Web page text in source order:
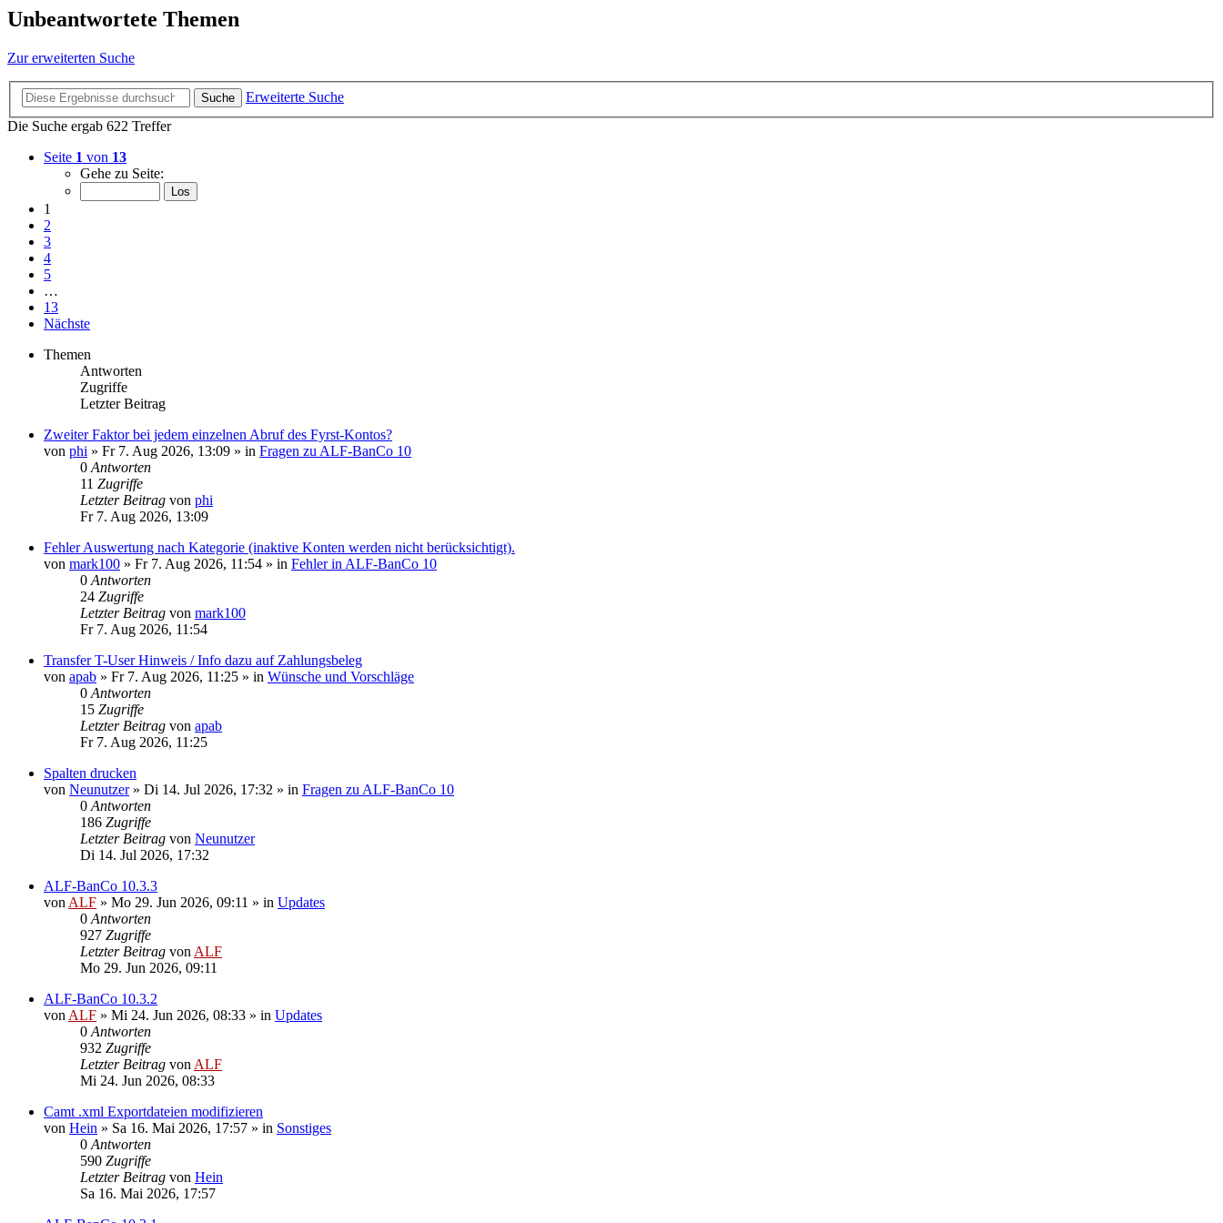
Unbeantwortete Themen
Zur erweiterten Suche
Suche
Erweiterte Suche
Die Suche ergab 622 Treffer
Seite 1 von 13
Gehe zu Seite:
1
2
3
4
5
…
13
Nächste
Themen
Antworten
Zugriffe
Letzter Beitrag
Zweiter Faktor bei jedem einzelnen Abruf des Fyrst-Kontos?
von phi » Fr 7. Aug 2026, 13:09 » in Fragen zu ALF-BanCo 10
0 Antworten
11 Zugriffe
Letzter Beitrag von phi
Fr 7. Aug 2026, 13:09
Fehler Auswertung nach Kategorie (inaktive Konten werden nicht berücksichtigt).
von mark100 » Fr 7. Aug 2026, 11:54 » in Fehler in ALF-BanCo 10
0 Antworten
24 Zugriffe
Letzter Beitrag von mark100
Fr 7. Aug 2026, 11:54
Transfer T-User Hinweis / Info dazu auf Zahlungsbeleg
von apab » Fr 7. Aug 2026, 11:25 » in Wünsche und Vorschläge
0 Antworten
15 Zugriffe
Letzter Beitrag von apab
Fr 7. Aug 2026, 11:25
Spalten drucken
von Neunutzer» Di 14. Jul 2026, 17:32 » in Fragen zu ALF-BanCo 10
0 Antworten
186 Zugriffe
Letzter Beitrag von Neunutzer
Di 14. Jul 2026, 17:32
ALF-BanCo 10.3.3
von ALF » Mo 29. Jun 2026, 09:11 » in Updates
0 Antworten
927 Zugriffe
Letzter Beitrag von ALF
Mo 29. Jun 2026, 09:11
ALF-BanCo 10.3.2
von ALF » Mi 24. Jun 2026, 08:33 » in Updates
0 Antworten
932 Zugriffe
Letzter Beitrag von ALF
Mi 24. Jun 2026, 08:33
Camt .xml Exportdateien modifizieren
von Hein » Sa 16. Mai 2026, 17:57 » in Sonstiges
0 Antworten
590 Zugriffe
Letzter Beitrag von Hein
Sa 16. Mai 2026, 17:57